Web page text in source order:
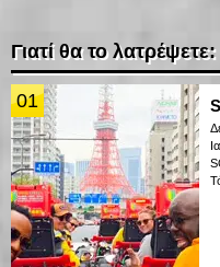
Γιατί θα το λατρέψετε:
01